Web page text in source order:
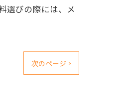
選びの際には、メ
次のページ >